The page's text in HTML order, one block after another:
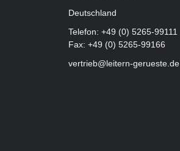
Deutschland
Telefon: +49 (0) 5265-99111
Fax: +49 (0) 5265-99166
vertrieb@leitern-gerueste.de